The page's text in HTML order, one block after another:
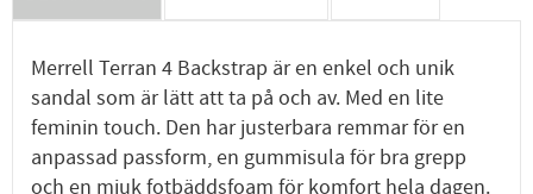
Merrell Terran 4 Backstrap är en enkel och unik
sandal som är lätt att ta på och av. Med en lite
feminin touch. Den har justerbara remmar för en
anpassad passform, en gummisula för bra grepp
och en mjuk fotbäddsfoam för komfort hela dagen.